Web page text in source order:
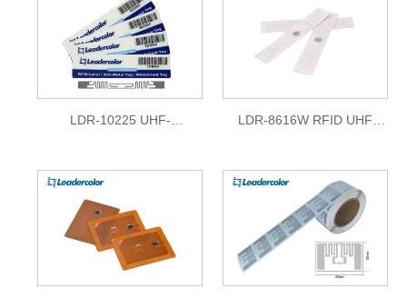
LDR-10225 UHF-
LDR-8616W RFID UHF